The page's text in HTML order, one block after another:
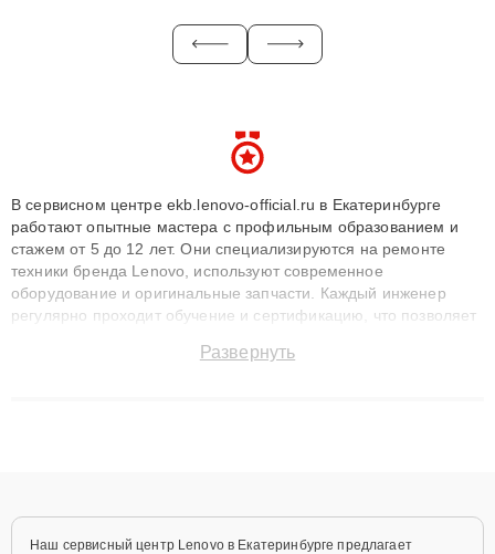
В сервисном центре ekb.lenovo-official.ru в Екатеринбурге
работают опытные мастера с профильным образованием и
стажем от 5 до 12 лет. Они специализируются на ремонте
техники бренда Lenovo, используют современное
оборудование и оригинальные запчасти. Каждый инженер
регулярно проходит обучение и сертификацию, что позволяет
технику с сохранением гарантии до 3 лет. Наши мастера
Развернуть
Наш сервисный центр Lenovo в Екатеринбурге предлагает